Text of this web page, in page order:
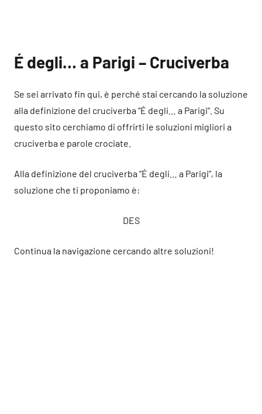
É degli… a Parigi – Cruciverba
Se sei arrivato fin qui, è perché stai cercando la soluzione
alla definizione del cruciverba “É degli… a Parigi”. Su
questo sito cerchiamo di offrirti le soluzioni migliori a
cruciverba e parole crociate.
Alla definizione del cruciverba “É degli… a Parigi”, la
soluzione che ti proponiamo è:
DES
Continua la navigazione cercando altre soluzioni!